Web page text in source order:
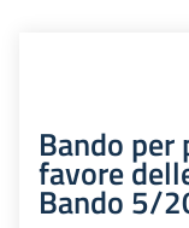
Bando
favore
Bando 5/